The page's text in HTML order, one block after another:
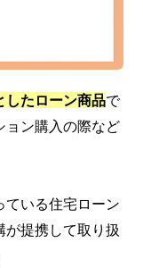
したローン商品で
ョン購入の際など
ている住宅ローン
が提携して取り扱